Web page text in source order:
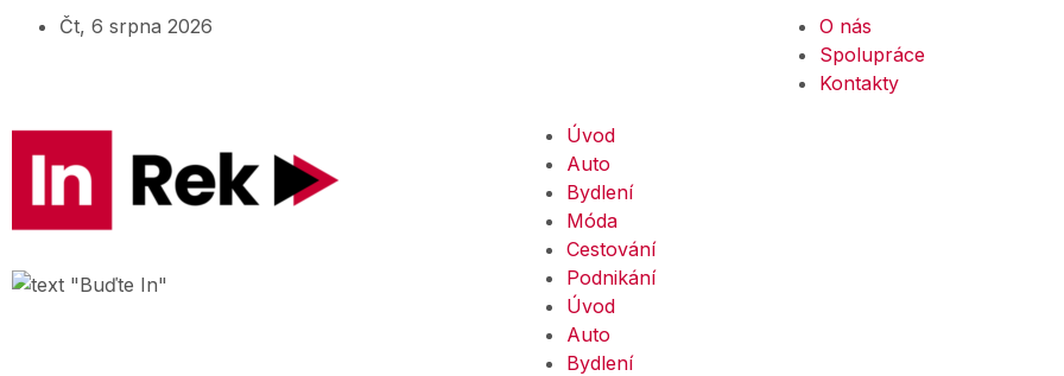
Čt, 6 srpna 2026
O nás
Spolupráce
Kontakty
Úvod
Auto
Bydlení
Móda
Cestování
Podnikání
Úvod
Auto
Bydlení